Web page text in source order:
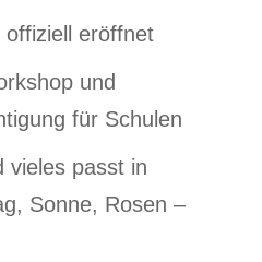
eröffnet
und
für Schulen
vieles passt in
Sonne, Rosen –